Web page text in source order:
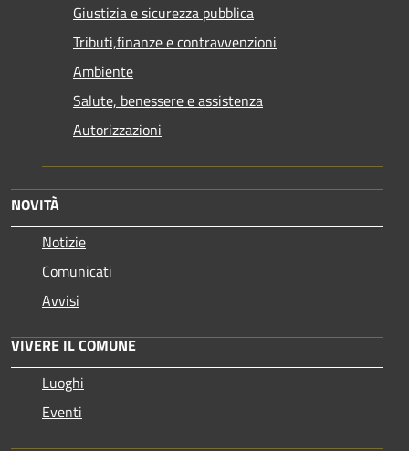
Giustizia e sicurezza pubblica
Tributi,finanze e contravvenzioni
Ambiente
Salute, benessere e assistenza
Autorizzazioni
NOVITÀ
Notizie
Comunicati
Avvisi
VIVERE IL COMUNE
Luoghi
Eventi